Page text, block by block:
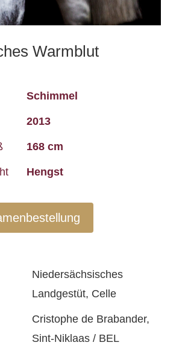
Warmblut
Schimmel
2013
168 cm
Hengst
Niedersächsisches
Landgestüt, Celle
Cristophe de Brabander,
Sint-Niklaas / BEL